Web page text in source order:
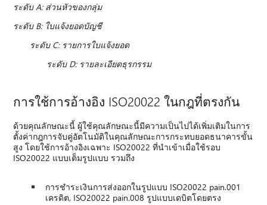
ระดับ A: ส่วนหัวของกลุ่ม
ระดับ B: ใบแจ้งยอดบัญชี
ระดับ C: รายการใบแจ้งยอด
ระดับ D: รายละเอียดธุรกรรม
การใช้การอ้างอิง ISO20022 ในกฎที่ตรงกัน
ด้วยคุณลักษณะนี้ ผู้ใช้คุณลักษณะนี้มีความเป็นไปได้เพิ่มเติมในการ
ตั้งค่ากฎการจับคู่อัตโนมัติในคุณลักษณะการกระทบยอดธนาคารขั้น
สูง โดยใช้การอ้างอิงเฉพาะ ISO20022 ที่นําเข้าเมื่อใช้รอบ
ISO20022 แบบเต็มรูปแบบ รวมถึง
การชําระเงินการส่งออกในรูปแบบ ISO20022 pain.001
เครดิต, ISO20022 pain.008 รูปแบบเดบิตโดยตรง